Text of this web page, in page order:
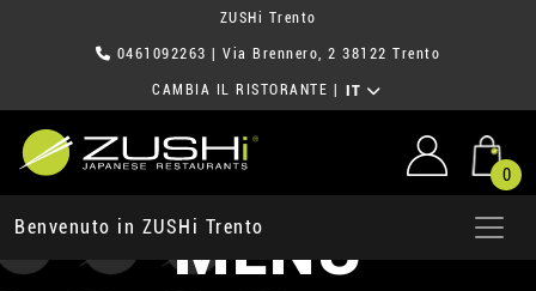
ZUSHi Trento
0461092263 | Via Brennero, 2 38122 Trento
CAMBIA IL RISTORANTE IT
0
Benvenuto in ZUSHi TrentoMENU